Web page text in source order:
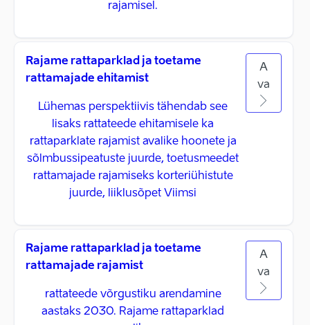
rajamisel.
Rajame rattaparklad ja toetame
rattamajade ehitamist
Lühemas perspektiivis tähendab see
lisaks rattateede ehitamisele ka
rattaparklate rajamist avalike hoonete ja
sõlmbussipeatuste juurde, toetusmeedet
rattamajade rajamiseks korteriühistute
juurde, liiklusõpet Viimsi
A
va
Rajame rattaparklad ja toetame
rattamajade rajamist
rattateede võrgustiku arendamine
aastaks 2030. Rajame rattaparklad
A
va